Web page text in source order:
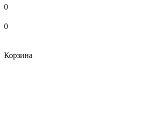
0
0
Корзина